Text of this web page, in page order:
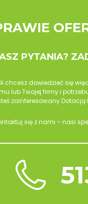
PYTANIA?
chcesz dowiedzieć się
lub Twojej firmy i
zainteresowany Dotacją
się z nami – nasi